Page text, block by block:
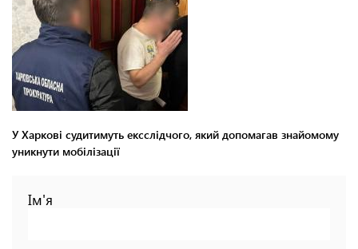
У Харкові судитимуть ексслідчого, який допомагав знайомому
уникнути мобілізації
Ім'я